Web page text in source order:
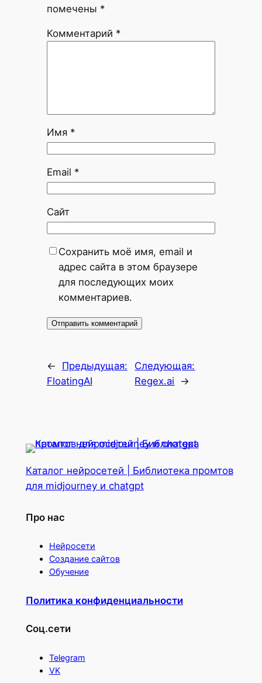
помечены *
Комментарий *
Имя *
Email *
Сайт
Сохранить моё имя, email и
адрес сайта в этом браузере
для последующих моих
комментариев.
←
Предыдущая:
FloatingAI
Следующая:
Regex.ai
→
Каталог нейросетей | Библиотека промтов
для midjourney и chatgpt
Про нас
Нейросети
Создание сайтов
Обучение
Политика конфиденциальности
Соц.сети
Telegram
VK